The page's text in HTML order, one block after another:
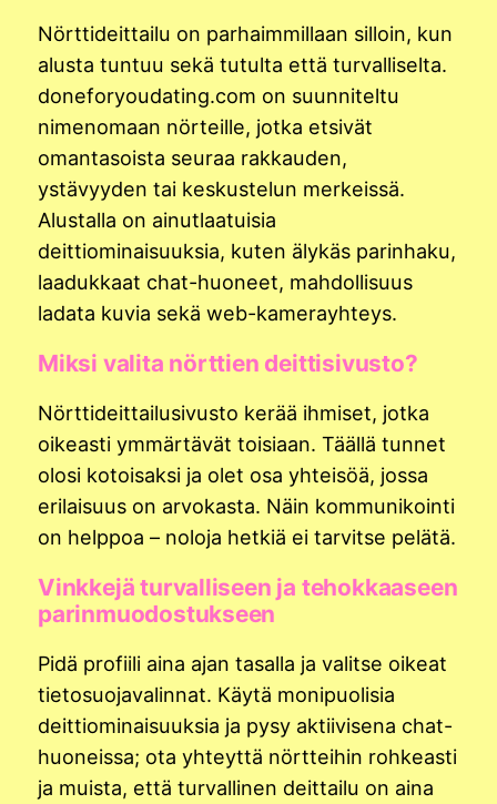
Nörttideittailu on parhaimmillaan silloin, kun
alusta tuntuu sekä tutulta että turvalliselta.
doneforyoudating.com on suunniteltu
nimenomaan nörteille, jotka etsivät
omantasoista seuraa rakkauden,
ystävyyden tai keskustelun merkeissä.
Alustalla on ainutlaatuisia
deittiominaisuuksia, kuten älykäs parinhaku,
laadukkaat chat-huoneet, mahdollisuus
ladata kuvia sekä web-kamerayhteys.
Miksi valita nörttien deittisivusto?
Nörttideittailusivusto kerää ihmiset, jotka
oikeasti ymmärtävät toisiaan. Täällä tunnet
olosi kotoisaksi ja olet osa yhteisöä, jossa
erilaisuus on arvokasta. Näin kommunikointi
on helppoa – noloja hetkiä ei tarvitse pelätä.
Vinkkejä turvalliseen ja tehokkaaseen
parinmuodostukseen
Pidä profiili aina ajan tasalla ja valitse oikeat
tietosuojavalinnat. Käytä monipuolisia
deittiominaisuuksia ja pysy aktiivisena chat-
huoneissa; ota yhteyttä nörtteihin rohkeasti
ja muista, että turvallinen deittailu on aina